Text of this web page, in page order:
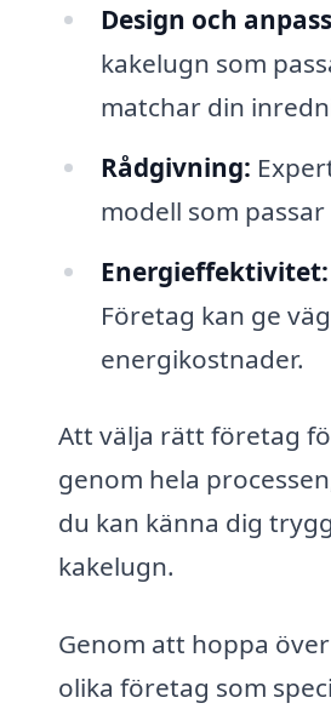
Design och
kakelugn som
matchar din
Rådgivning:
modell som
Energieffektivitet:
Företag kan ge
energikostnader.
Att välja rätt företag
genom hela
du kan känna dig
kakelugn.
Genom att hoppa
olika företag som